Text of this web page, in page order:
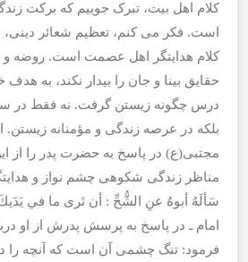
کلام اهل بیت، تبرک جوییم که برکت
است. فکر می کنم، تعظیم شعائر دینی،
کلام هدایتگر اهل عصمت است. روضه و
حقایق بینا و جان را بیدار نکند، به هدف
درس چگونه زیستن گرفت. نه فقط در
بلکه در عرصه زندگی و مؤمنانه زیستن.
مجتبی(ع) در پاسخ به حضرت پدر را از
مناظر زندگی شکوهی چشم نواز و
سَألَهُ أبوهُ عنِ الشُّحِّ : أن تَرى ما في
امام ـ در پاسخ به پرسش پدرش از او
فرمود: تنگ چشمى آن است كه آنچه را